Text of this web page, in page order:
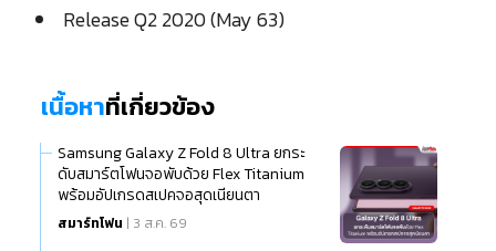
Release Q2 2020 (May 63)
เนื้อหาที่เกี่ยวข้อง
Samsung Galaxy Z Fold 8 Ultra ยกระ
ดับสมาร์ตโฟนจอพับด้วย Flex Titanium
พร้อมอัปเกรดสเปคจอสุดเนียนตา
สมาร์ทโฟน | 3 ส.ค. 69